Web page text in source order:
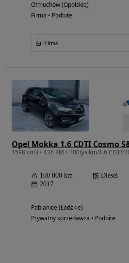
Otmuchów (Opolskie)
Firma • Podbite
Firma
Opel Mokka 1.6 CDTI Cosmo
100 000 km Diesel
2017
Pabianice (Łódzkie)
Prywatny sprzedawca • Podbite